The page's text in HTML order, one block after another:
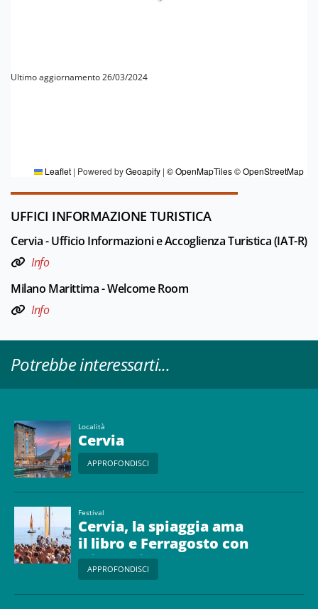
Leaflet | Powered byGeoapify | © OpenMapTiles© OpenStreetMap
Ultimo aggiornamento 26/03/2024
UFFICI INFORMAZIONE TURISTICA
Cervia - Ufficio Informazioni e Accoglienza Turistica (IAT-R)
Info
Milano Marittima - Welcome Room
Info
Potrebbe interessarti...
Località
Cervia
APPROFONDISCI
Festival
Cervia, la spiaggia ama
il libro e Ferragosto con
gli autori
APPROFONDISCI